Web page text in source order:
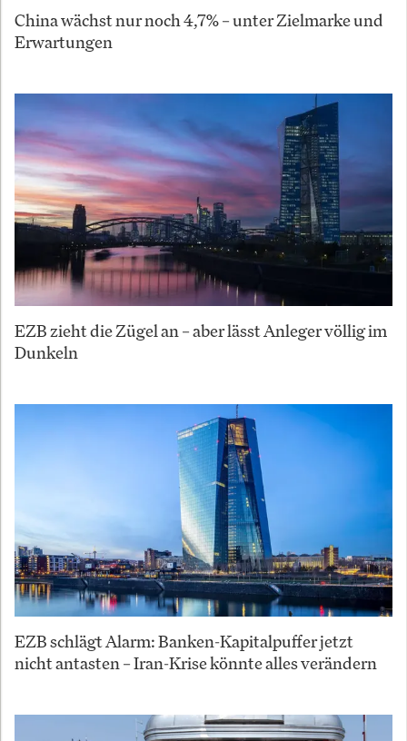
China wächst nur noch 4,7% – unter Zielmarke und
Erwartungen
EZB zieht die Zügel an – aber lässt Anleger völlig im
Dunkeln
EZB schlägt Alarm: Banken-Kapitalpuffer jetzt
nicht antasten – Iran-Krise könnte alles verändern